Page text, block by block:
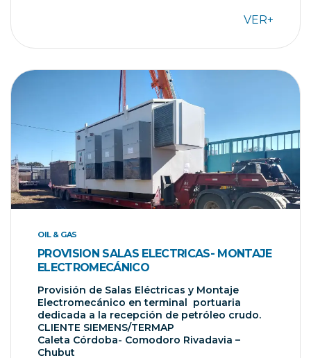
VER+
OIL & GAS
PROVISION SALAS ELECTRICAS- MONTAJE
ELECTROMECÁNICO
Provisión de Salas Eléctricas y Montaje
Electromecánico en terminal portuaria
dedicada a la recepción de petróleo crudo.
CLIENTE SIEMENS/TERMAP
Caleta Córdoba- Comodoro Rivadavia –
Chubut